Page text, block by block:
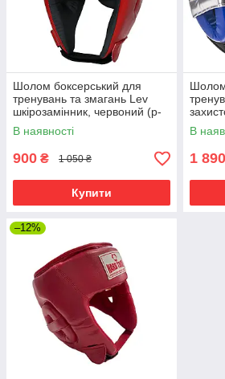
Шолом боксерський для
тренувань та змагань Lev
шкірозамінник, червоний (р-
рS-XL)
В наявності
900 ₴ 1 050 ₴
Купити
Шолом
В
1 890
–12%